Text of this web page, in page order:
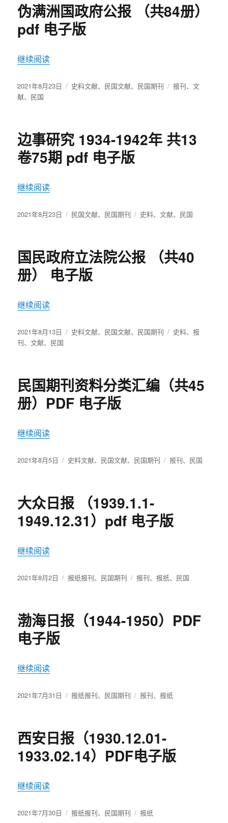
伪满洲国政府公报 （共84册）
pdf 电子版
继续阅读
发
布
2021年8月23日
分
史料文献、 民国文献、 民国期刊
标
报刊、文
献、 民国
边事研究 1934-1942年 共13
卷75期 pdf 电子版
继续阅读
发
2021年8月23日
分
民国文献、 民国期刊
标
史料、文献、 民国
国民政府立法院公报 （共40
册） 电子版
继续阅读
发
布
2021年8月13日
分
史料文献、 民国文献、 民国期刊
标
史料、报
刊、文献、 民国
民国期刊资料分类汇编（共45
册）PDF 电子版
继续阅读
发
2021年8月5日
分
史料文献、 民国文献、 民国期刊
标
报刊、 民国
大众日报 （1939.1.1-
1949.12.31）pdf 电子版
继续阅读
发
2021年8月2日
分
报纸报刊、 民国期刊
标
报刊、报纸、 民国
渤海日报（1944-1950）PDF
电子版
继续阅读
发
2021年7月31日
分
报纸报刊、 民国期刊
标
报刊、报纸
西安日报（1930.12.01-
1933.02.14）PDF电子版
继续阅读
发
2021年7月30日
分
报纸报刊、 民国期刊
标
报纸